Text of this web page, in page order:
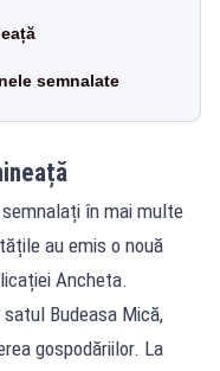
semnalate
în mai multe
au emis o nouă
Ancheta.
Budeasa Mică,
gospodăriilor. La